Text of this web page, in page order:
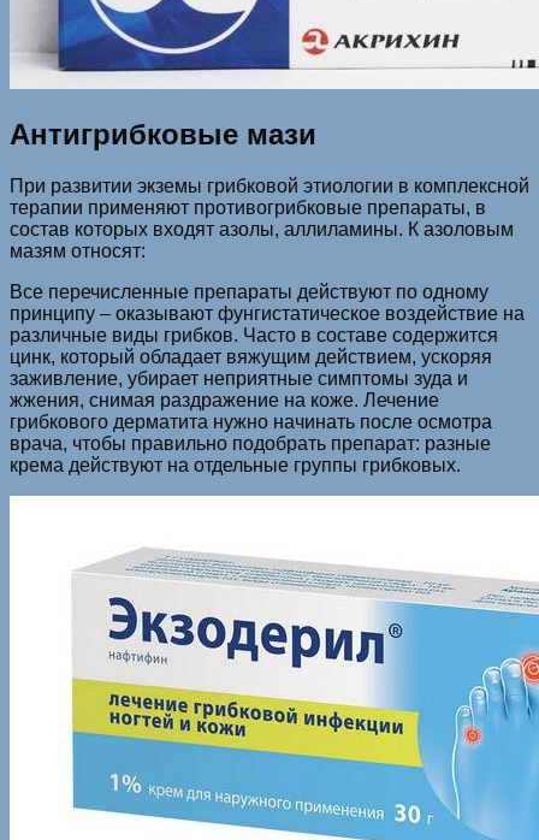
Антигрибковые мази
При развитии экземы грибковой этиологии в комплексной
терапии применяют противогрибковые препараты, в
состав которых входят азолы, аллиламины. К азоловым
мазям относят:
Все перечисленные препараты действуют по одному
принципу – оказывают фунгистатическое воздействие на
различные виды грибков. Часто в составе содержится
цинк, который обладает вяжущим действием, ускоряя
заживление, убирает неприятные симптомы зуда и
жжения, снимая раздражение на коже. Лечение
грибкового дерматита нужно начинать после осмотра
врача, чтобы правильно подобрать препарат: разные
крема действуют на отдельные группы грибковых.